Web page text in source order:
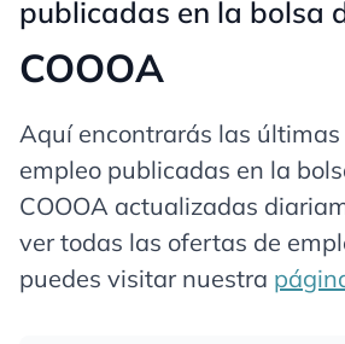
publicadas en la bolsa
COOOA
Aquí encontrarás las
empleo publicadas en la
COOOA actualizadas
ver todas las ofertas de
puedes visitar nuestra